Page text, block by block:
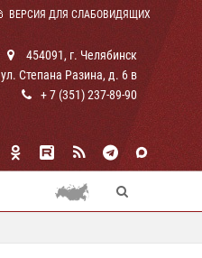
ВЕРСИЯ ДЛЯ СЛАБОВИДЯЩИХ
454091, г. Челябинск
ул. Степана Разина, д. 6 в
+ 7 (351) 237-89-90